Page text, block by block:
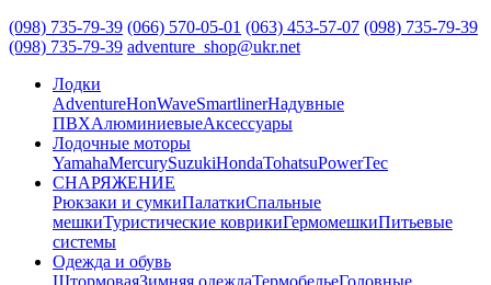
(098) 735-79-39 (066) 570-05-01 (063) 453-57-07 (098) 735-79-39
(098) 735-79-39 adventure_shop@ukr.net
Лодки
AdventureHonWaveSmartlinerНадувные
ПВХАлюминиевыеАксессуары
Лодочные моторы
YamahaMercurySuzukiHondaTohatsuPowerTec
СНАРЯЖЕНИЕ
Рюкзаки и сумкиПалаткиСпальные
мешкиТуристические коврикиГермомешкиПитьевые
системы
Одежда и обувь
ШтормоваяЗимняя одеждаТермобельеГоловные